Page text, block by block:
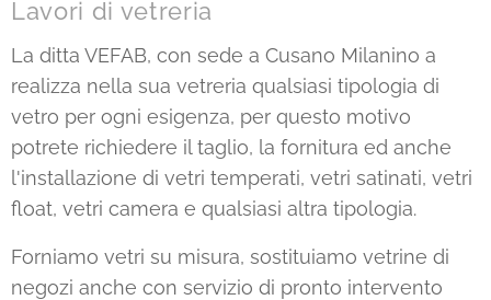
Lavori di vetreria
La ditta VEFAB, con sede a Cusano Milanino a
realizza nella sua vetreria qualsiasi tipologia di
vetro per ogni esigenza, per questo motivo
potrete richiedere il taglio, la fornitura ed anche
l'installazione di vetri temperati, vetri satinati, vetri
float, vetri camera e qualsiasi altra tipologia.
Forniamo vetri su misura, sostituiamo vetrine di
negozi anche con servizio di pronto intervento